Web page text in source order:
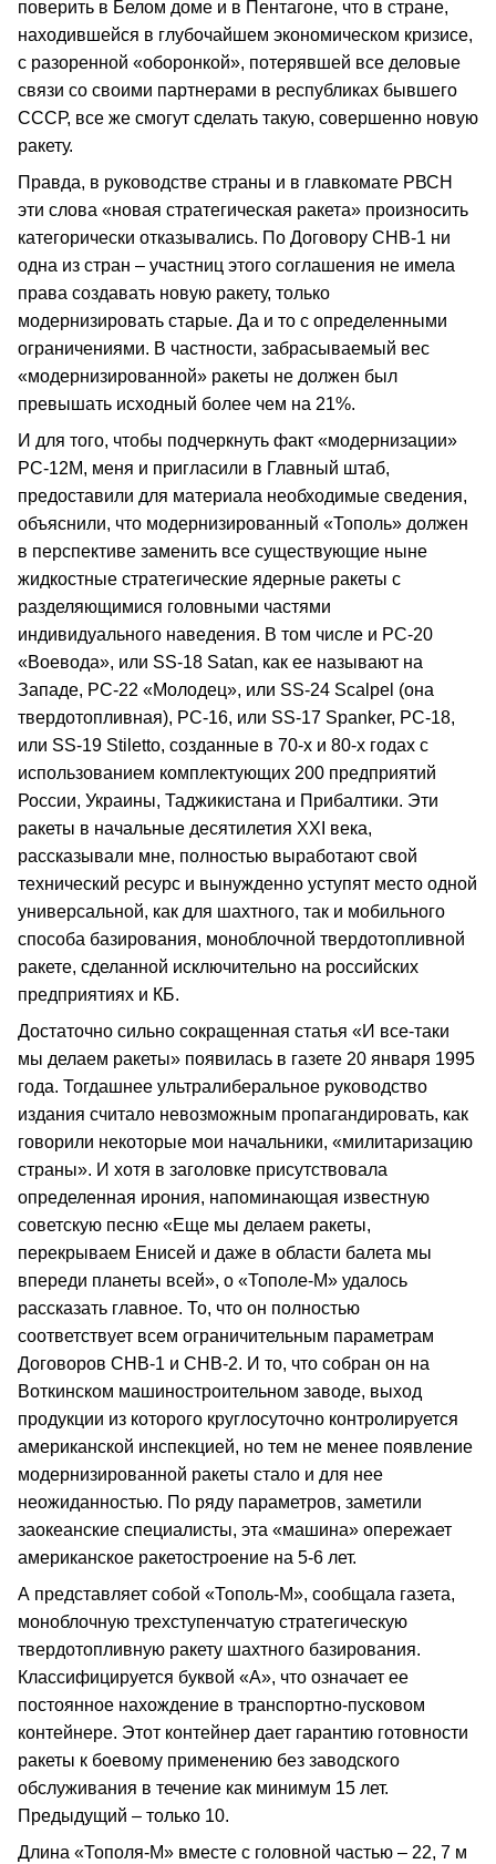
поверить в Белом доме и в Пентагоне, что в стране,
находившейся в глубочайшем экономическом кризисе,
с разоренной «оборонкой», потерявшей все деловые
связи со своими партнерами в республиках бывшего
СССР, все же смогут сделать такую, совершенно новую
ракету.
Правда, в руководстве страны и в главкомате РВСН
эти слова «новая стратегическая ракета» произносить
категорически отказывались. По Договору СНВ‑1 ни
одна из стран – участниц этого соглашения не имела
права создавать новую ракету, только
модернизировать старые. Да и то с определенными
ограничениями. В частности, забрасываемый вес
«модернизированной» ракеты не должен был
превышать исходный более чем на 21%.
И для того, чтобы подчеркнуть факт «модернизации»
РС‑12М, меня и пригласили в Главный штаб,
предоставили для материала необходимые сведения,
объяснили, что модернизированный «Тополь» должен
в перспективе заменить все существующие ныне
жидкостные стратегические ядерные ракеты с
разделяющимися головными частями
индивидуального наведения. В том числе и РС‑20
«Воевода», или SS‑18 Satan, как ее называют на
Западе, РС‑22 «Молодец», или SS‑24 Scalpel (она
твердотопливная), РС‑16, или SS‑17 Spanker, РС‑18,
или SS‑19 Stiletto, созданные в 70‑х и 80‑х годах с
использованием комплектующих 200 предприятий
России, Украины, Таджикистана и Прибалтики. Эти
ракеты в начальные десятилетия ХХI века,
рассказывали мне, полностью выработают свой
технический ресурс и вынужденно уступят место одной
универсальной, как для шахтного, так и мобильного
способа базирования, моноблочной твердотопливной
ракете, сделанной исключительно на российских
предприятиях и КБ.
Достаточно сильно сокращенная статья «И все‑таки
мы делаем ракеты» появилась в газете 20 января 1995
года. Тогдашнее ультралиберальное руководство
издания считало невозможным пропагандировать, как
говорили некоторые мои начальники, «милитаризацию
страны». И хотя в заголовке присутствовала
определенная ирония, напоминающая известную
советскую песню «Еще мы делаем ракеты,
перекрываем Енисей и даже в области балета мы
впереди планеты всей», о «Тополе‑М» удалось
рассказать главное. То, что он полностью
соответствует всем ограничительным параметрам
Договоров СНВ‑1 и СНВ‑2. И то, что собран он на
Воткинском машиностроительном заводе, выход
продукции из которого круглосуточно контролируется
американской инспекцией, но тем не менее появление
модернизированной ракеты стало и для нее
неожиданностью. По ряду параметров, заметили
заокеанские специалисты, эта «машина» опережает
американское ракетостроение на 5‑6 лет.
А представляет собой «Тополь‑М», сообщала газета,
моноблочную трехступенчатую стратегическую
твердотопливную ракету шахтного базирования.
Классифицируется буквой «А», что означает ее
постоянное нахождение в транспортно‑пусковом
контейнере. Этот контейнер дает гарантию готовности
ракеты к боевому применению без заводского
обслуживания в течение как минимум 15 лет.
Предыдущий – только 10.
Длина «Тополя‑М» вместе с головной частью – 22, 7 м